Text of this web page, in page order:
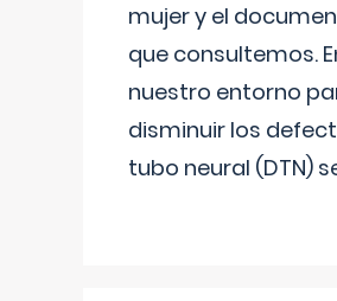
mujer y el
que consultemos.
nuestro entorno
disminuir los
tubo neural (DTN)